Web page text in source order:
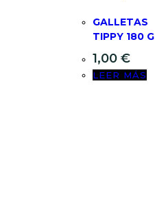
GALLETAS
TIPPY 180 G
1,00 €
LEER MÁS